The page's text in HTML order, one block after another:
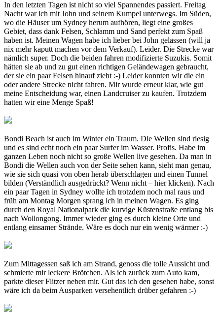
In den letzten Tagen ist nicht so viel Spannendes passiert. Freitag
Nacht war ich mit John und seinem Kumpel unterwegs. Im Süden,
wo die Häuser um Sydney herum aufhören, liegt eine großes
Gebiet, dass dank Felsen, Schlamm und Sand perfekt zum Spaß
haben ist. Meinen Wagen habe ich lieber bei John gelassen (will ja
nix mehr kaputt machen vor dem Verkauf). Leider. Die Strecke war
nämlich super. Doch die beiden fahren modifizierte Suzukis. Somit
hätten sie ab und zu gut einen richtigen Geländewagen gebraucht,
der sie ein paar Felsen hinauf zieht :-) Leider konnten wir die ein
oder andere Strecke nicht fahren. Mir wurde erneut klar, wie gut
meine Entscheidung war, einen Landcruiser zu kaufen. Trotzdem
hatten wir eine Menge Spaß!
Bondi Beach ist auch im Winter ein Traum. Die Wellen sind riesig
und es sind echt noch ein paar Surfer im Wasser. Profis. Habe im
ganzen Leben noch nicht so große Wellen live gesehen. Da man in
Bondi die Wellen auch von der Seite sehen kann, sieht man genau,
wie sie sich quasi von oben herab überschlagen und einen Tunnel
bilden (Verständlich ausgedrückt? Wenn nicht – hier klicken). Nach
ein paar Tagen in Sydney wollte ich trotzdem noch mal raus und
früh am Montag Morgen sprang ich in meinen Wagen. Es ging
durch den Royal Nationalpark die kurvige Küstenstraße entlang bis
nach Wollongong. Immer wieder ging es durch kleine Orte und
entlang einsamer Strände. Wäre es doch nur ein wenig wärmer :-)
Zum Mittagessen saß ich am Strand, genoss die tolle Aussicht und
schmierte mir leckere Brötchen. Als ich zurück zum Auto kam,
parkte dieser Flitzer neben mir. Gut das ich den gesehen habe, sonst
wäre ich da beim Ausparken versehentlich drüber gefahren :-)